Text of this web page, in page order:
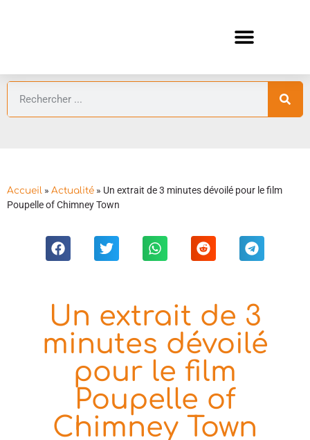
Accueil » Actualité » Un extrait de 3 minutes dévoilé pour le film
Poupelle of Chimney Town
Un extrait de 3
minutes dévoilé
pour le film
Poupelle of
Chimney Town